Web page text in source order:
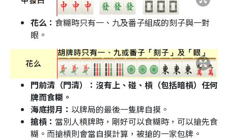
花么： 食糊時只有一、九及番子組成的刻子與一對
眼。
門前清（門清）：沒有上、碰、槓（包括暗槓）任何
牌而食糊。
海底撈月： 以牌局的最後一隻牌自摸。
搶槓： 當別人槓牌時，剛好可以食糊時，可以搶先食
糊。而搶槓則會當自摸計算，被搶的一家包牌。